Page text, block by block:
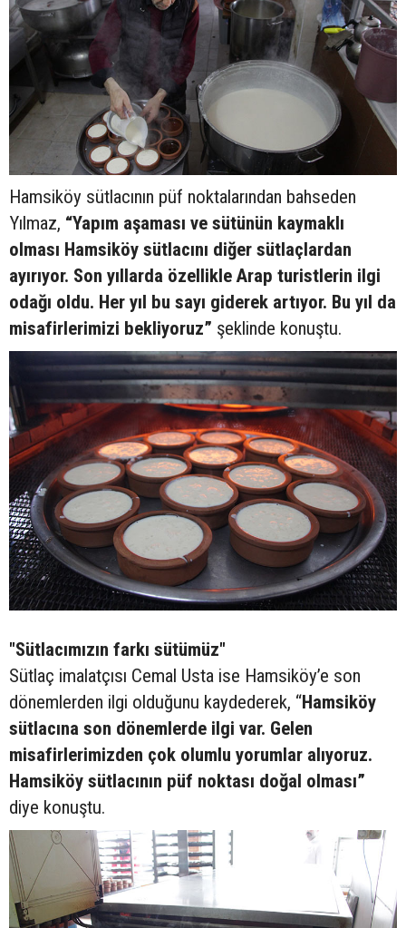
Hamsiköy sütlacının püf noktalarından bahseden
Yılmaz, “Yapım aşaması ve sütünün kaymaklı
olması Hamsiköy sütlacını diğer sütlaçlardan
ayırıyor. Son yıllarda özellikle Arap turistlerin ilgi
odağı oldu. Her yıl bu sayı giderek artıyor. Bu yıl da
misafirlerimizi bekliyoruz” şeklinde konuştu.
"Sütlacımızın farkı sütümüz"
Sütlaç imalatçısı Cemal Usta ise Hamsiköy’e son
dönemlerden ilgi olduğunu kaydederek, “Hamsiköy
sütlacına son dönemlerde ilgi var. Gelen
misafirlerimizden çok olumlu yorumlar alıyoruz.
Hamsiköy sütlacının püf noktası doğal olması”
diye konuştu.